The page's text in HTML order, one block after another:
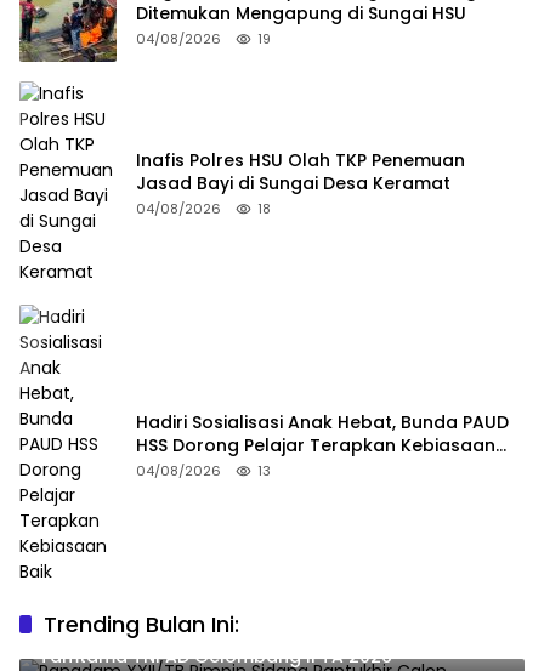
Ditemukan Mengapung di Sungai HSU
04/08/2026 19
Inafis Polres HSU Olah TKP Penemuan
Jasad Bayi di Sungai Desa Keramat
04/08/2026 18
Hadiri Sosialisasi Anak Hebat, Bunda PAUD
HSS Dorong Pelajar Terapkan Kebiasaan
Baik
04/08/2026 13
Trending Bulan Ini:
Pangdam XXII/TB Pimpin Sidang Pantukhir Calon
Tamtama TNI AD Gelombang II TA 2026